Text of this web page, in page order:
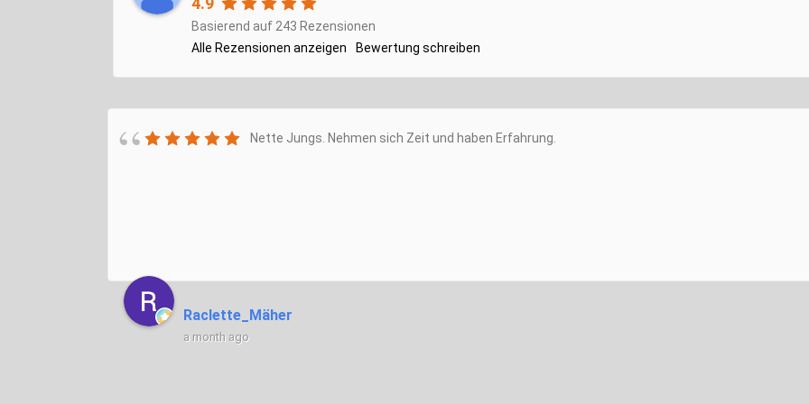
Basierend auf 243 Rezensionen
Alle Rezensionen anzeigen
Bewertung schreiben
Nette Jungs. Nehmen sich Zeit und haben Erfahrung.
Raclette_Mäher
a month ago